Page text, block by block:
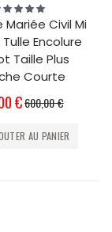
100%
Mariée Civil Mi
Encolure
Taille Plus
Courte
€600,00 €
AU PANIER